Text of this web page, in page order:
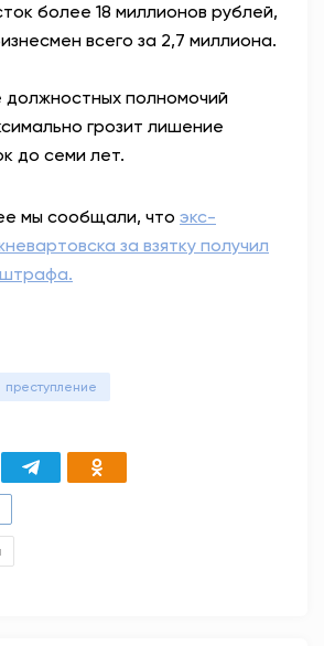
более 18 миллионов рублей,
всего за 2,7 миллиона.
полномочий
грозит лишение
до семи лет.
мы сообщали, что экс-
за взятку получил
преступление